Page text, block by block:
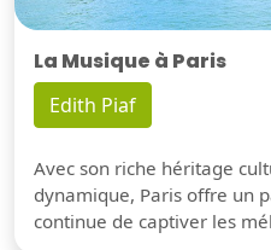
La Musique à Paris
Edith Piaf
Avec son riche héritage
dynamique, Paris offre un
continue de captiver les